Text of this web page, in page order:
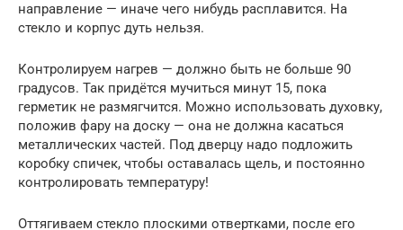
направление — иначе чего нибудь расплавится. На
стекло и корпус дуть нельзя.
Контролируем нагрев — должно быть не больше 90
градусов. Так придётся мучиться минут 15, пока
герметик не размягчится. Можно использовать духовку,
положив фару на доску — она не должна касаться
металлических частей. Под дверцу надо подложить
коробку спичек, чтобы оставалась щель, и постоянно
контролировать температуру!
Оттягиваем стекло плоскими отвертками, после его